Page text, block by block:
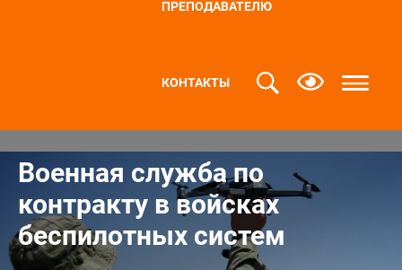
ПРЕПОДАВАТЕЛЮ
КОНТАКТЫ
Военная служба по
контракту в войсках
беспилотных систем